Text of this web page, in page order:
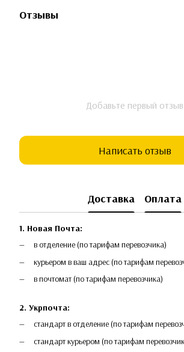
Отзывы
Добавьте первый отзыв
Написать отзыв
Доставка Оплата
1. Новая Почта:
в отделение (по тарифам перевозчика)
курьером в ваш адрес (по тарифам
в почтомат (по тарифам перевозчика)
2. Укрпочта:
стандарт в отделение (по тарифам
стандарт курьером (по тарифам